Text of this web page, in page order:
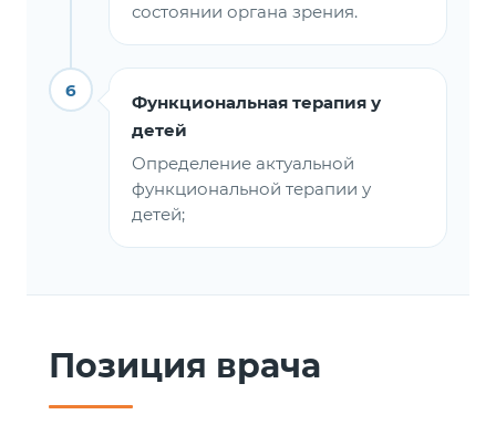
состоянии органа зрения.
6
Функциональная терапия у
детей
Определение актуальной
функциональной терапии у
детей;
Позиция врача